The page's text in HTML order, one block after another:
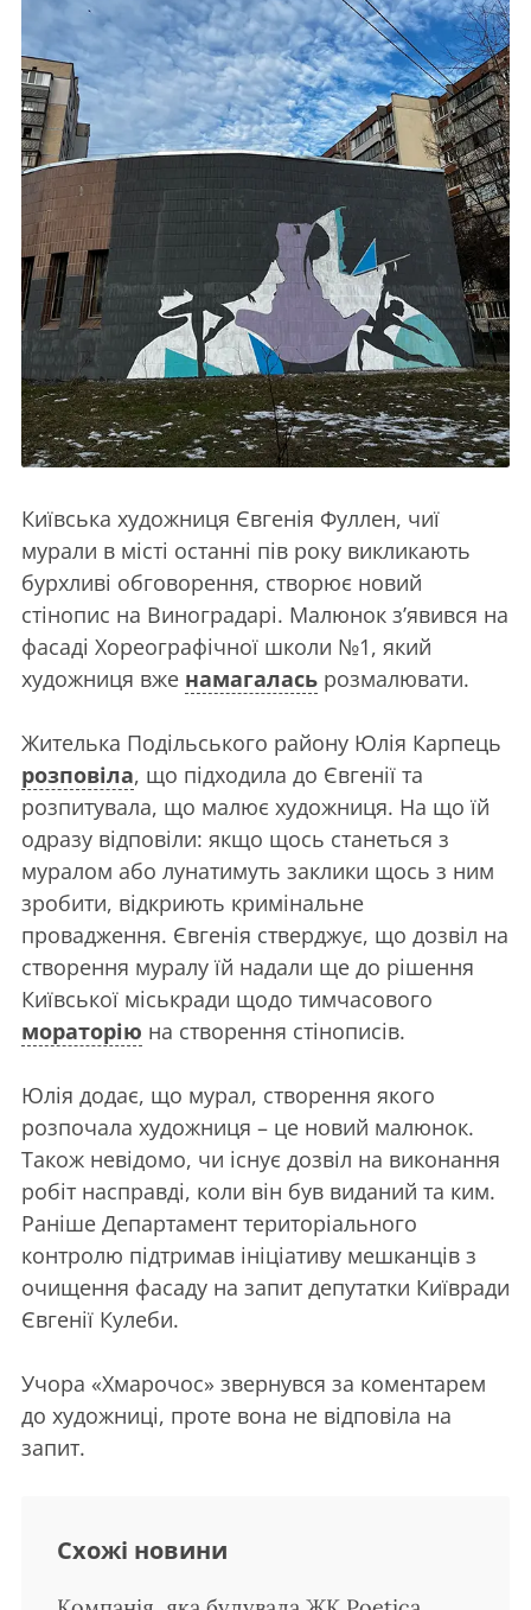
Київська художниця Євгенія Фуллен, чиї
мурали в місті останні пів року викликають
бурхливі обговорення, створює новий
стінопис на Виноградарі. Малюнок зʼявився на
фасаді Хореографічної школи №1, який
художниця вже намагалась розмалювати.
Жителька Подільського району Юлія Карпець
розповіла, що підходила до Євгенії та
розпитувала, що малює художниця. На що їй
одразу відповіли: якщо щось станеться з
муралом або лунатимуть заклики щось з ним
зробити, відкриють кримінальне
провадження. Євгенія стверджує, що дозвіл на
створення муралу їй надали ще до рішення
Київської міськради щодо тимчасового
мораторію на створення стінописів.
Юлія додає, що мурал, створення якого
розпочала художниця – це новий малюнок.
Також невідомо, чи існує дозвіл на виконання
робіт насправді, коли він був виданий та ким.
Раніше Департамент територіального
контролю підтримав ініціативу мешканців з
очищення фасаду на запит депутатки Київради
Євгенії Кулеби.
Учора «Хмарочос» звернувся за коментарем
до художниці, проте вона не відповіла на
запит.
Схожі новини